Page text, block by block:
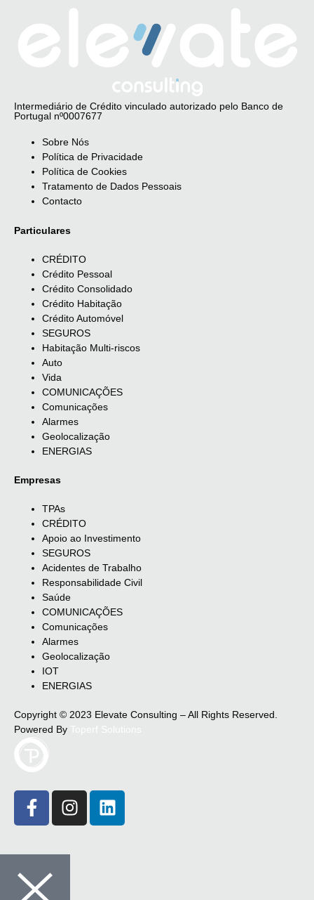
Intermediário de Crédito vinculado autorizado pelo Banco de
Portugal nº0007677
Sobre Nós
Política de Privacidade
Política de Cookies
Tratamento de Dados Pessoais
Contacto
Particulares
CRÉDITO
Crédito Pessoal
Crédito Consolidado
Crédito Habitação
Crédito Automóvel
SEGUROS
Habitação Multi-riscos
Auto
Vida
COMUNICAÇÕES
Comunicações
Alarmes
Geolocalização
ENERGIAS
Empresas
TPAs
CRÉDITO
Apoio ao Investimento
SEGUROS
Acidentes de Trabalho
Responsabilidade Civil
Saúde
COMUNICAÇÕES
Comunicações
Alarmes
Geolocalização
IOT
ENERGIAS
Copyright © 2023 Elevate Consulting – All Rights Reserved.
Powered By